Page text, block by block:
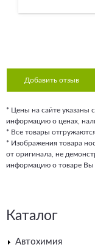
Добавить отзыв
* Цены на сайте указаны
информацию о ценах,
* Все товары
* Изображения товара
от оригинала, не
информацию о товаре Вы
Каталог
Автохимия